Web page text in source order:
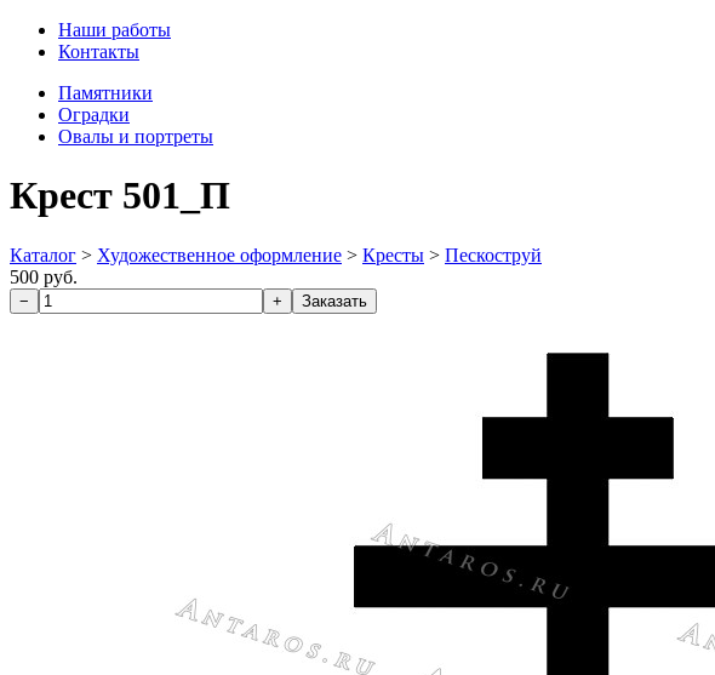
Наши работы
Контакты
Памятники
Оградки
Овалы и портреты
Крест 501_П
Каталог > Художественное оформление > Кресты > Пескоструй
500 руб.